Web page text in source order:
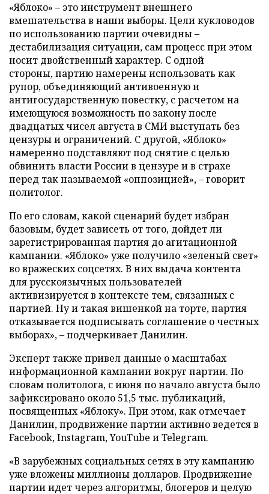
«Яблоко» – это инструмент внешнего
вмешательства в наши выборы. Цели кукловодов
по использованию партии очевидны –
дестабилизация ситуации, сам процесс при этом
носит двойственный характер. С одной
стороны, партию намерены использовать как
рупор, объединяющий антивоенную и
антигосударственную повестку, с расчетом на
имеющуюся возможность по закону после
двадцатых чисел августа в СМИ выступать без
цензуры и ограничений. С другой, «Яблоко»
намеренно подставляют под снятие с целью
обвинить власти России в цензуре и в страхе
перед так называемой «оппозицией», – говорит
политолог.
По его словам, какой сценарий будет избран
базовым, будет зависеть от того, дойдет ли
зарегистрированная партия до агитационной
кампании. «Яблоко» уже получило «зеленый свет»
во вражеских соцсетях. В них выдача контента
для русскоязычных пользователей
активизируется в контексте тем, связанных с
партией. Ну и такая вишенкой на торте, партия
отказывается подписывать соглашение о честных
выборах», – подчеркивает Данилин.
Эксперт также привел данные о масштабах
информационной кампании вокруг партии. По
словам политолога, с июня по начало августа было
зафиксировано около 51,5 тыс. публикаций,
посвященных «Яблоку». При этом, как отмечает
Данилин, продвижение партии активно ведется в
Facebook, Instagram, YouTube и Telegram.
«В зарубежных социальных сетях в эту кампанию
уже вложены миллионы долларов. Продвижение
партии идет через алгоритмы, блогеров и целую